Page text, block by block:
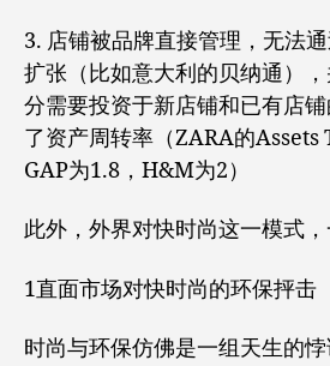
3. 店铺被品牌直接管理，无法
扩张（比如意大利的贝纳通）
分需要投资于新店铺和已有店
了资产周转率（ZARA的Assets
GAP为1.8，H&M为2）
此外，外界对快时尚这一模式，
1直面市场对快时尚的环保抨击
时尚与环保仿佛是一组天生的